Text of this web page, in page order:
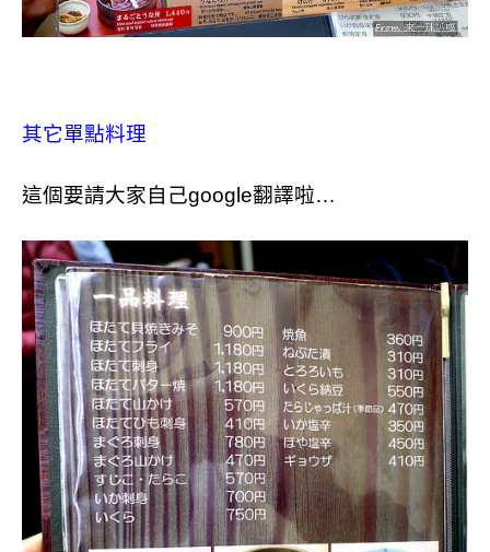
其它單點料理
這個要請大家自己google翻譯啦…